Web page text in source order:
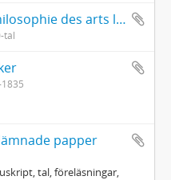
Carl August Ehrensvärd: Philosophie des arts libres
tal
papper
tal, föreläsningar,